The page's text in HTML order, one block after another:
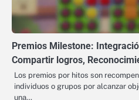
Premios Milestone:
Compartir logros,
Los premios por hitos son
individuos o grupos por alcanzar
una…